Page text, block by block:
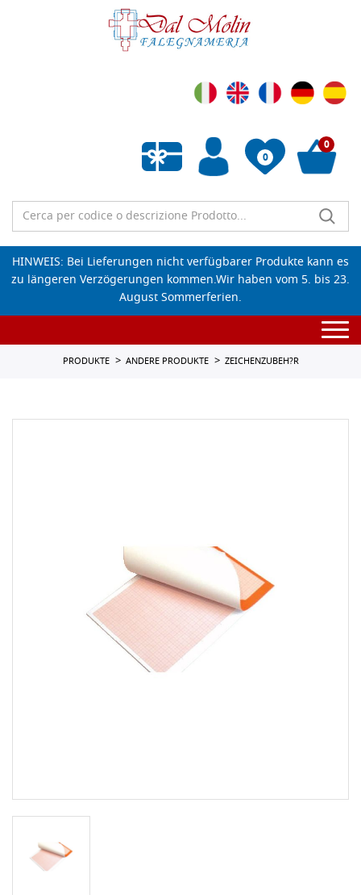
0
Wunschliste leeren
0
HINWEIS: Bei Lieferungen nicht verfügbarer Produkte kann es
zu längeren Verzögerungen kommen.Wir haben vom 5. bis 23.
August Sommerferien.
PRODUKTE ANDERE PRODUKTE ZEICHENZUBEH?R